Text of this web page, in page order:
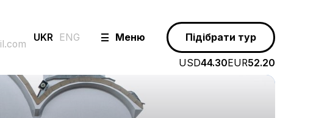
UKR ENG Меню Підібрати тур
USD44.30EUR52.20